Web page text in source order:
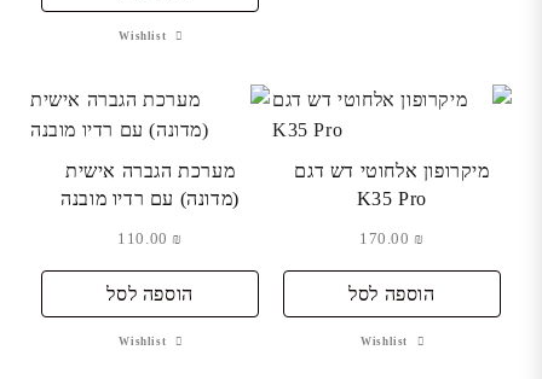
Wishlist
מיקרופון אלחוטי דש דגם
K35 Pro
₪
הוספה לסל
Wishlist
מערכת הגברה אישית
(מדונה) עם רדיו מובנה
₪
הוספה לסל
Wishlist